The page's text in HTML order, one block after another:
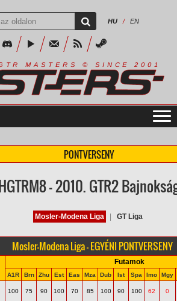
HU / EN
T R M A S T E R S © S I N C E 2 0 0 1
PONTVERSENY
- 2010. GTR2
Mosler-Modena Liga GT Liga
Mosler-Modena Liga - EGYÉNI PONTVERSENY
Futamok
A1R Brn Zhu Est Eas Mza Dub Ist Spa Imo Mgy
100 75 90 100 70 85 100 90 100 62 0